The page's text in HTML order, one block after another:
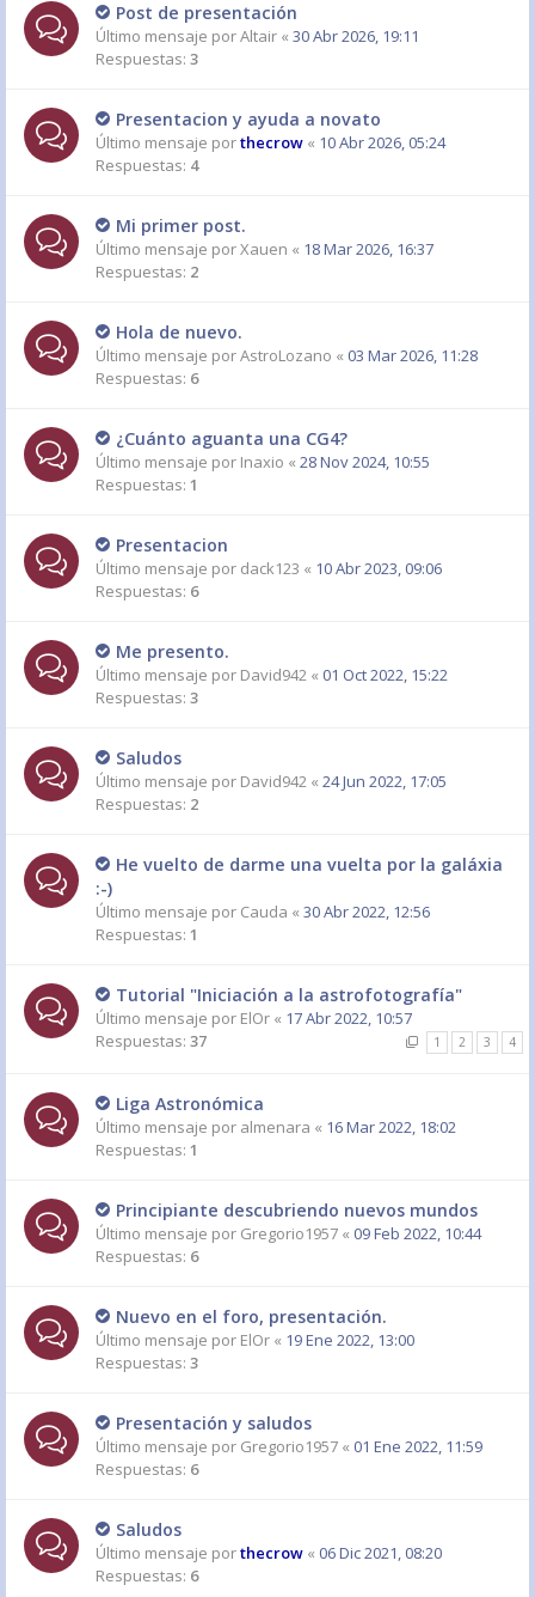
Post de presentación
Último mensaje porAltair « 30 Abr 2026, 19:11
Respuestas: 3
Presentacion y ayuda a novato
Último mensaje porthecrow « 10 Abr 2026, 05:24
Respuestas: 4
Mi primer post.
Último mensaje porXauen « 18 Mar 2026, 16:37
Respuestas: 2
Hola de nuevo.
Último mensaje porAstroLozano « 03 Mar 2026, 11:28
Respuestas: 6
¿Cuánto aguanta una CG4?
Último mensaje por Inaxio « 28 Nov 2024, 10:55
Respuestas: 1
Presentacion
Último mensaje por dack123 « 10 Abr 2023, 09:06
Respuestas: 6
Me presento.
Último mensaje por David942 « 01 Oct 2022, 15:22
Respuestas: 3
Saludos
Último mensaje por David942 « 24 Jun 2022, 17:05
Respuestas: 2
He vuelto de darme una vuelta por la galáxia
:-)
Último mensaje por Cauda « 30 Abr 2022, 12:56
Respuestas: 1
Tutorial "Iniciación a la astrofotografía"
Último mensaje por ElOr « 17 Abr 2022, 10:57
Respuestas: 37 1 2 3 4
Liga Astronómica
Último mensaje por almenara « 16 Mar 2022, 18:02
Respuestas: 1
Principiante descubriendo nuevos mundos
Último mensaje por Gregorio1957 « 09 Feb 2022, 10:44
Respuestas: 6
Nuevo en el foro, presentación.
Último mensaje por ElOr « 19 Ene 2022, 13:00
Respuestas: 3
Presentación y saludos
Último mensaje por Gregorio1957 « 01 Ene 2022, 11:59
Respuestas: 6
Saludos
Último mensaje porthecrow « 06 Dic 2021, 08:20
Respuestas: 6